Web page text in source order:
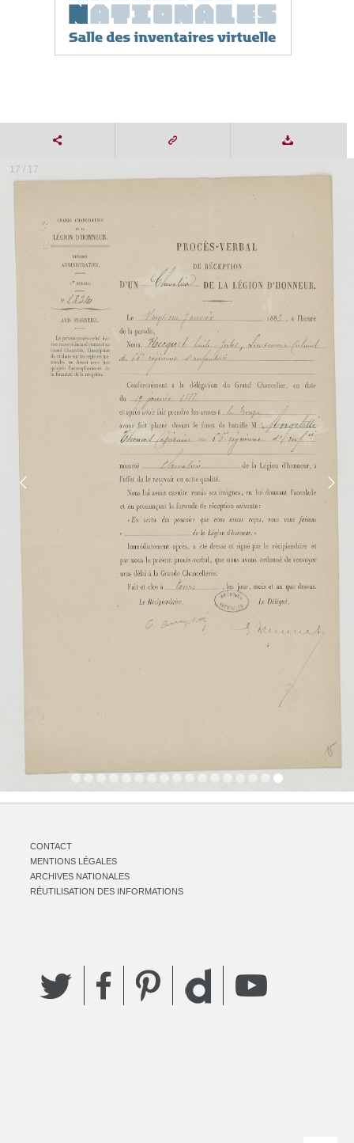
17 / 17
CONTACT
MENTIONS LÉGALES
ARCHIVES NATIONALES
RÉUTILISATION DES INFORMATIONS